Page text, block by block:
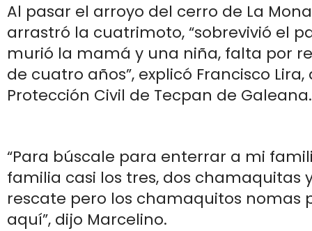
Al pasar el arroyo del cerro de La
arrastró la cuatrimoto, “sobrevivió el
murió la mamá y una niña, falta por
de cuatro años”, explicó Francisco
Protección Civil de Tecpan de Galeana.
“Para búscale para enterrar a mi
familia casi los tres, dos chamaquitas
rescate pero los chamaquitos nomas
aquí”, dijo Marcelino.